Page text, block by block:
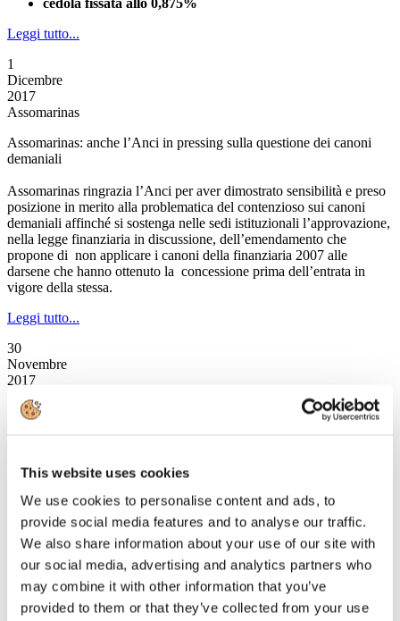
This website uses cookies
We use cookies to personalise content and ads, to
provide social media features and to analyse our traffic.
We also share information about your use of our site with
our social media, advertising and analytics partners who
may combine it with other information that you’ve
provided to them or that they’ve collected from your use
cedola fissata allo 0,875%
Leggi tutto...
1
Dicembre
2017
Assomarinas
Assomarinas: anche l’Anci in pressing sulla questione dei canoni
demaniali
Assomarinas ringrazia l’Anci per aver dimostrato sensibilità e preso
posizione in merito alla problematica del contenzioso sui canoni
demaniali affinché si sostenga nelle sedi istituzionali l’approvazione,
nella legge finanziaria in discussione, dell’emendamento che
propone di non applicare i canoni della finanziaria 2007 alle
darsene che hanno ottenuto la concessione prima dell’entrata in
vigore della stessa.
Leggi tutto...
30
Novembre
2017
Astoi
Osservatorio ASTOI: dove andranno gli italiani per le vacanze di
Secondo l’Osservatorio Astoi Confindustria Viaggi, la stagione
prenotare le vacanze delle festività nelle agenzie di viaggio. Inoltre
tutti i tour operator associati ad Astoi registrano un aumento a doppia
cifra delle prenotazioni rispetto allo scorso anno, in media +10%. Il
valore medio della pratica è stabile, ma cresce il numero di coloro
che vogliono trascorrere le festività all’estero e non utilizzano il
sistema “fai da te”.
Leggi tutto...